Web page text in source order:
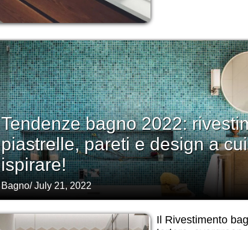
Tendenze bagno 2022:
piastrelle, pareti e design a cui
ispirare!
Bagno/July 21, 2022
Il Rivestimento